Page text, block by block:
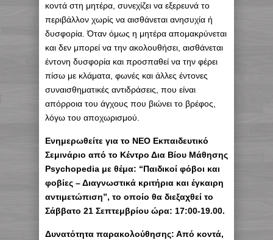
κοντά στη μητέρα, συνεχίζει να εξερευνά το
περιβάλλον χωρίς να αισθάνεται ανησυχία ή
δυσφορία. Όταν όμως η μητέρα απομακρύνεται
και δεν μπορεί να την ακολουθήσει, αισθάνεται
έντονη δυσφορία και προσπαθεί να την φέρει
πίσω με κλάματα, φωνές και άλλες έντονες
συναισθηματικές αντιδράσεις, που είναι
απόρροια του άγχους που βιώνει το βρέφος,
λόγω του αποχωρισμού.
Eνημερωθείτε για το ΝΕΟ Εκπαιδευτικό
Σεμινάριο από το Κέντρο Δια Βίου Μάθησης
Psychopedia με θέμα: “Παιδικοί φόβοι και
φοβίες – Διαγνωστικά κριτήρια και έγκαιρη
αντιμετώπιση”, το οποίο θα διεξαχθεί το
Σάββατο 21 Σεπτεμβρίου ώρα: 17:00-19.00.
Δυνατότητα παρακολούθησης: Από κοντά,